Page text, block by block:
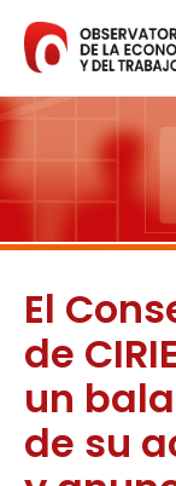
contenido
El
de
un
de su